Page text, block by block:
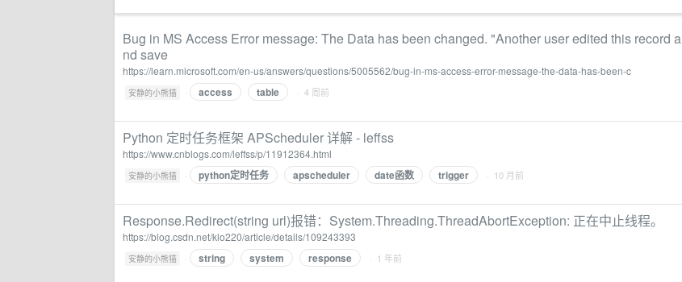
Bug in MS Access Error message: The Data has been changed. "Another user edited this record a
nd save
https://learn.microsoft.com/en-us/answers/questions/5005562/bug-in-ms-access-error-message-the-data-has-been-c
安静的小熊猫 · access table · 4 周前
Python 定时任务框架 APScheduler 详解 - leffss
https://www.cnblogs.com/leffss/p/11912364.html
安静的小熊猫 · python定时任务 apscheduler date函数 trigger · 10 月前
Response.Redirect(string url)报错：System.Threading.ThreadAbortException: 正在中止线程。
https://blog.csdn.net/klo220/article/details/109243393
安静的小熊猫 · string system response · 1 年前